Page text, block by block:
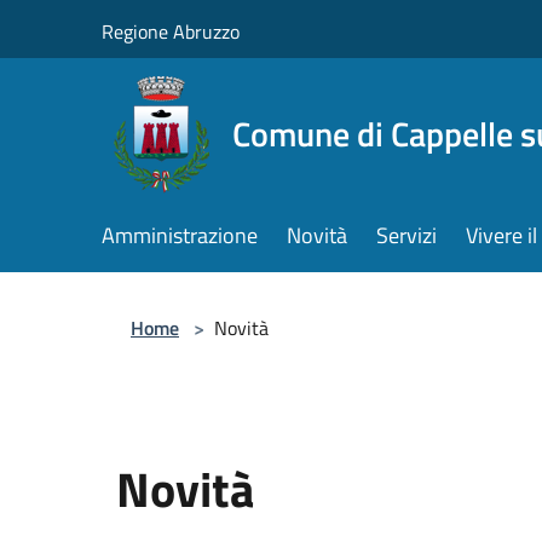
Regione Abruzzo
Comune di Cappelle
Amministrazione Novità Servizi Vivere
Home > Novità
Novità